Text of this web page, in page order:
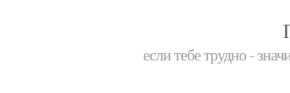
если тебе трудно -